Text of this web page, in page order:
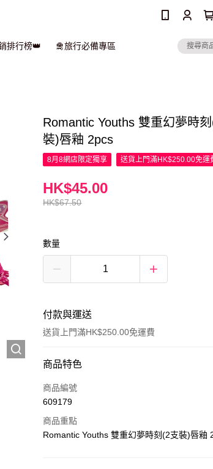
排行榜👑 🛅旅行必備專區
Romantic Youths 雙重幻夢時
裝)唇釉 2pcs
8月8網店限定獨享 送貨上門滿HK$250.00免運
HK$67.50
HK$45.00
數量
付款與運送
送貨上門滿HK$250.00免運費
付款方式
信用卡
AlipayHK
商品特色
商品編號
609179
商品重點
Romantic Youths 雙重幻夢時刻(2支裝)唇釉